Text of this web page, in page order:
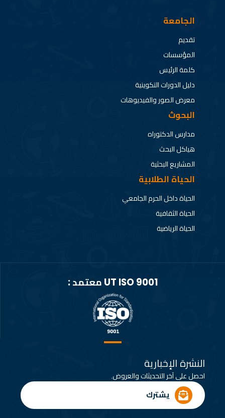
الجامعة
تقديم
المؤسسات
كلمة الرئيس
دليل الدورات التكوينية
معرض الصور والفيديوهات
البحوث
مدارس الدكتوراه
هياكل البحث
المشاريع البحثية
الحياة الطلابية
الحياة داخل الحرم الجامعي
الحياة الثقافية
الحياة الرياضية
UT ISO 9001 معتمد :
النشرة الإخبارية
احصل على آخر التحديثات والعروض.
يشترك